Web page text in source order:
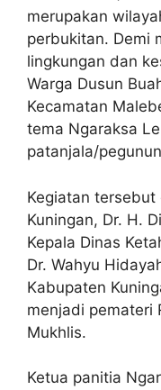
merupakan
perbukitan. Demi
lingkungan dan
Warga Dusun
Kecamatan
tema Ngaraksa
patanjala/
Kegiatan
Kuningan, Dr. H.
Kepala Dinas
Dr. Wahyu
Kabupaten
menjadi pemateri
Mukhlis.
Ketua panitia